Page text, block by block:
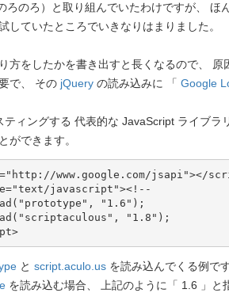
のろ）と取り組んでいたわけですが、 ほ
していたところでいきなりはまりました。
方をしたかを書き出すと長くなるので、 原
で、 その jQuery の読み込みに 「 Google
ティングする 代表的な JavaScript ライブラ
ができます。
www.google.com/jsapi"></
javascript"><!--
"1.6");
"1.8");
//--></script>
と script.aculo.us を読み込んでくる例で
を読み込む場合、 上記のように「 1.6 」